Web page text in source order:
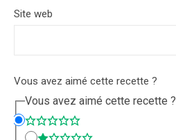
Site web
Vous avez aimé cette recette ?
Vous avez aimé cette recette ?